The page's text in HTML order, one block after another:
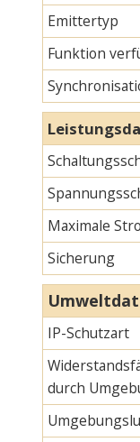
Emittertyp
Funktion
Maximale
Sicherung
IP-Schutzart
durch